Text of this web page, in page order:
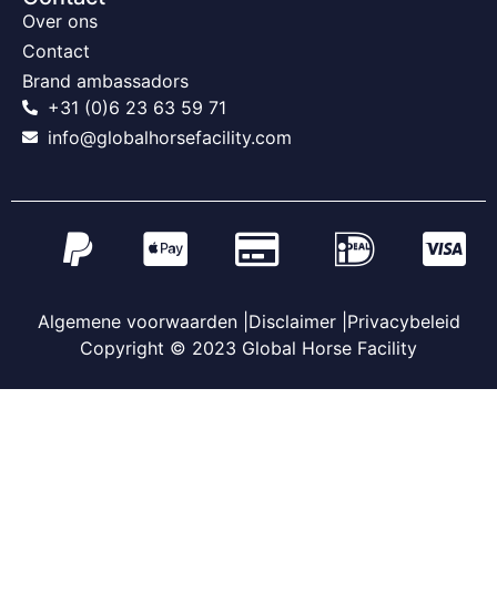
Over ons
Contact
Brand ambassadors
+31 (0)6 23 63 59 71
info@globalhorsefacility.com
Algemene voorwaarden | Disclaimer | Privacybeleid
Copyright © 2023 Global Horse Facility